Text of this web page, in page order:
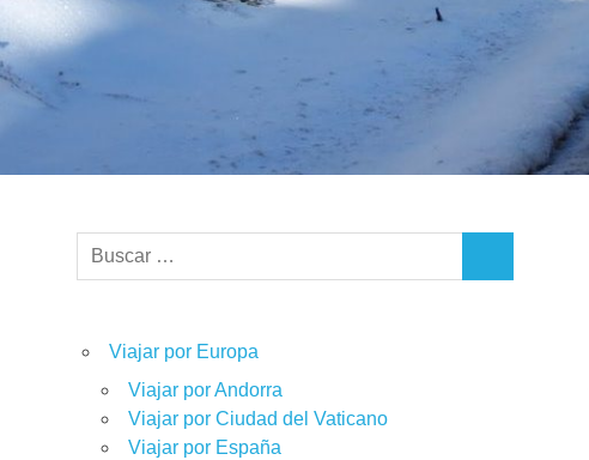
Buscar:
Viajar por Europa
Viajar por Andorra
Viajar por Ciudad del Vaticano
Viajar por España